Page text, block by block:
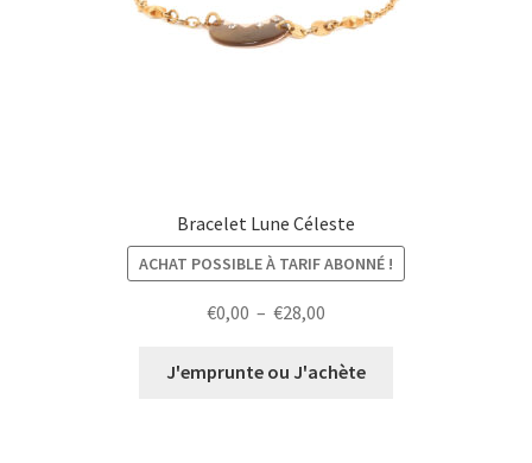
Bracelet Lune Céleste
ACHAT POSSIBLE À TARIF ABONNÉ !
€0,00 – €28,00
prix :
J'emprunte ou J'achète